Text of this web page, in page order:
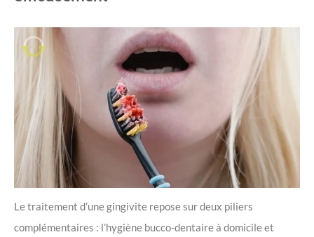
Le traitement d’une gingivite repose sur deux piliers
complémentaires : l’hygiène bucco-dentaire à domicile et